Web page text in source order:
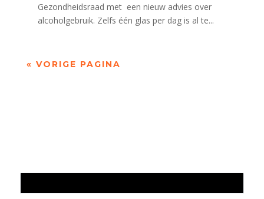
Gezondheidsraad met een nieuw advies over
alcoholgebruik. Zelfs één glas per dag is al te...
« VORIGE PAGINA